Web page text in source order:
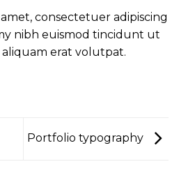
consectetuer adipiscing
nibh euismod tincidunt ut
erat volutpat.
Portfolio typography